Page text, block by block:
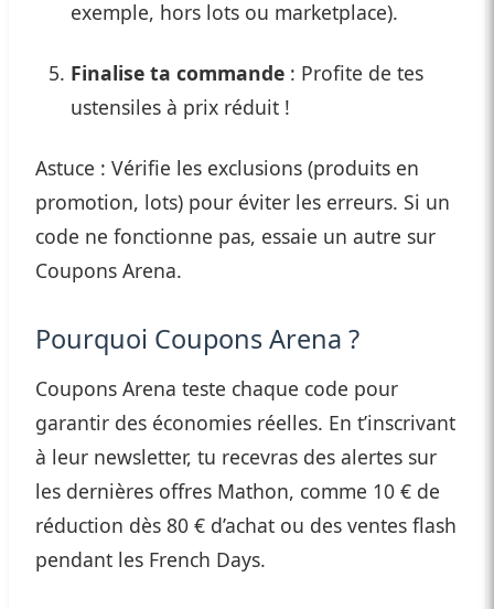
exemple, hors lots ou marketplace).
Finalise ta commande : Profite de tes
ustensiles à prix réduit !
Astuce : Vérifie les exclusions (produits en
promotion, lots) pour éviter les erreurs. Si un
code ne fonctionne pas, essaie un autre sur
Coupons Arena.
Pourquoi Coupons Arena ?
Coupons Arena teste chaque code pour
garantir des économies réelles. En t’inscrivant
à leur newsletter, tu recevras des alertes sur
les dernières offres Mathon, comme 10 € de
réduction dès 80 € d’achat ou des ventes flash
pendant les French Days.